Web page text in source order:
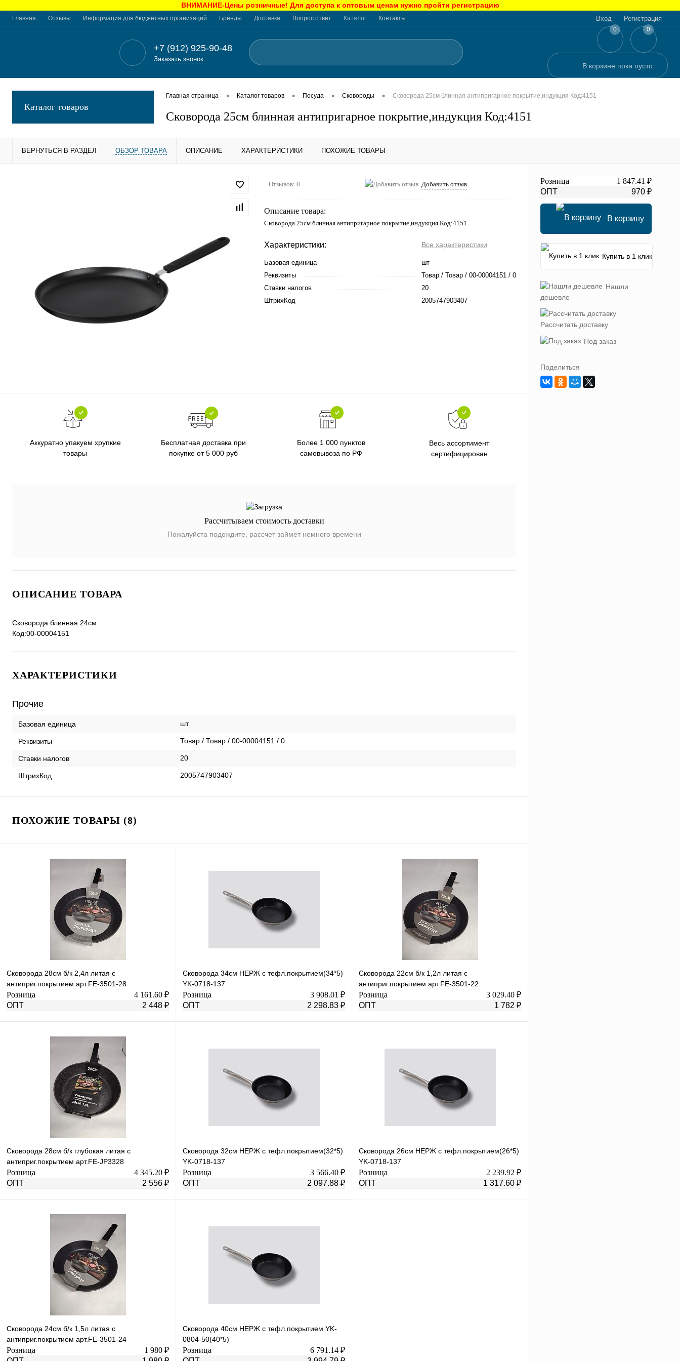
ВНИМАНИЕ-Цены розничные! Для доступа к оптовым ценам нужно пройти регистрацию
Главная Отзывы Информация для бюджетных организаций Бренды Доставка Вопрос ответ Каталог Контакты Вход Регистрация
+7 (912) 925-90-48
Заказать звонок
0 0
В корзине пока пусто
Каталог товаров
Главная страница • Каталог товаров • Посуда • Сковороды • Сковорода 25см блинная антипригарное покрытие,индукция Код:4151
Сковорода 25см блинная антипригарное покрытие,индукция Код:4151
ВЕРНУТЬСЯ В РАЗДЕЛ ОБЗОР ТОВАРА ОПИСАНИЕ ХАРАКТЕРИСТИКИ ПОХОЖИЕ ТОВАРЫ
Отзывов: 0 Добавить отзыв
Описание товара:
Сковорода 25см блинная антипригарное покрытие,индукция Код:4151
Характеристики: Все характеристики
Базовая единица
шт
Реквизиты
Товар / Товар / 00-00004151 / 0
Ставки налогов
20
ШтрихКод
2005747903407
Аккуратно упакуем хрупкие
товары
Бесплатная доставка при
покупке от 5 000 руб
Более 1 000 пунктов
самовывоза по РФ
Весь ассортимент
сертифицирован
Рассчитываем стоимость доставки
Пожалуйста подождите, рассчет займет немного времени
ОПИСАНИЕ ТОВАРА
Сковорода блинная 24см.
Код:00-00004151
ХАРАКТЕРИСТИКИ
Прочие
Базовая единица шт
Реквизиты Товар / Товар / 00-00004151 / 0
Ставки налогов 20
ШтрихКод 2005747903407
ПОХОЖИЕ ТОВАРЫ (8)
Сковорода 28см б/к 2,4л литая с
антиприг.покрытием арт.FE-3501-28
Розница
4 161.60 ₽
ОПТ
2 448 ₽
В корзину
К сравнению
Под заказ
Сковорода 34см НЕРЖ с тефл.покрытием(34*5)
YK-0718-137
Розница
3 908.01 ₽
ОПТ
2 298.83 ₽
Купить в 1 клик
наличии
Сковорода 22см б/к 1,2л литая с
антиприг.покрытием арт.FE-3501-22
Розница
3 029.40 ₽
ОПТ
1 782 ₽
Купить в 1 клик
Под заказ
Сковорода 28см б/к глубокая литая с
антиприг.покрытием арт.FE-JP3328
Розница
4 345.20 ₽
ОПТ
2 556 ₽
К сравнению
Под заказ
Сковорода 32см НЕРЖ с тефл.покрытием(32*5)
YK-0718-137
Розница
3 566.40 ₽
ОПТ
2 097.88 ₽
Купить в 1 клик
наличии
Сковорода 26см НЕРЖ с тефл.покрытием(26*5)
YK-0718-137
Розница
2 239.92 ₽
ОПТ
1 317.60 ₽
Сковорода 24см б/к 1,5л литая с
антиприг.покрытием арт.FE-3501-24
Розница
1 980 ₽
Сковорода 40см НЕРЖ с тефл.покрытием YK-
0804-50(40*5)
Розница
6 791.14 ₽
Розница
1 847.41 ₽
ОПТ
970 ₽
В корзину
Купить в 1 клик
Нашли
дешевле
Рассчитать доставку
Под заказ
Поделиться